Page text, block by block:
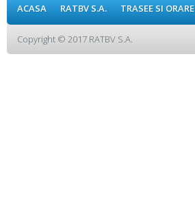
ACASA RATBV S.A. TRASEE SI ORARE
Copyright © 2017 RATBV S.A.